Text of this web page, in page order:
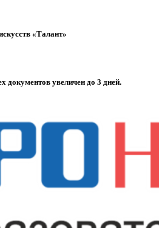
«Талант»
документов увеличен до 3 дней.